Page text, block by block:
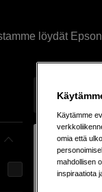
löydät
Näyttää 207
Käytämme
omia että
mahdollisen
inspiraatiota